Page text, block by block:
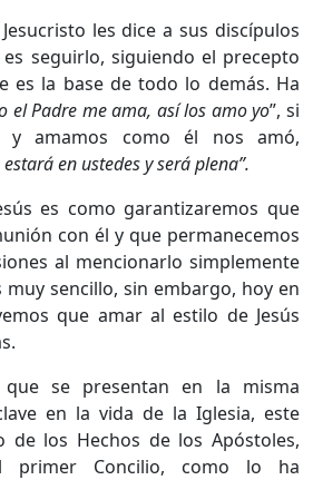
les dice a sus discípulos
seguirlo, siguiendo el precepto
es la base de todo lo demás. Ha
el Padre me ama, así los amo yo”, si
y amamos como él nos amó,
en ustedes y será plena”.
es como garantizaremos que
con él y que permanecemos
al mencionarlo simplemente
sencillo, sin embargo, hoy en
que amar al estilo de Jesús
que se presentan en la misma
en la vida de la Iglesia, este
de los Hechos de los Apóstoles,
primer Concilio, como lo ha